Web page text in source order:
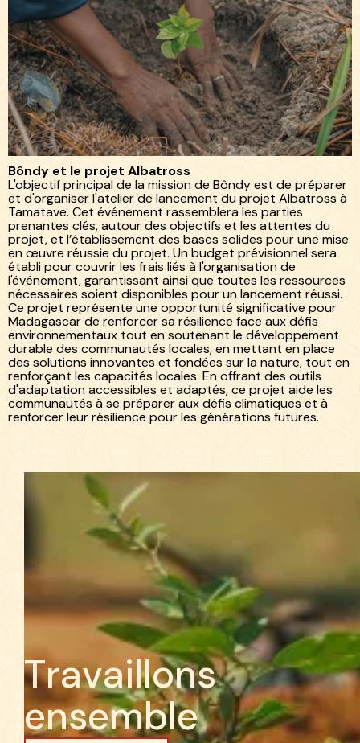
Bôndy et le projet Albatross
L'objectif principal de la mission de Bôndy est de préparer
et d'organiser l'atelier de lancement du projet Albatross à
Tamatave. Cet événement rassemblera les parties
prenantes clés, autour des objectifs et les attentes du
projet, et l’établissement des bases solides pour une mise
en œuvre réussie du projet. Un budget prévisionnel sera
établi pour couvrir les frais liés à l'organisation de
l'événement, garantissant ainsi que toutes les ressources
nécessaires soient disponibles pour un lancement réussi.
Ce projet représente une opportunité significative pour
Madagascar de renforcer sa résilience face aux défis
environnementaux tout en soutenant le développement
durable des communautés locales, en mettant en place
des solutions innovantes et fondées sur la nature, tout en
renforçant les capacités locales. En offrant des outils
d'adaptation accessibles et adaptés, ce projet aide les
communautés à se préparer aux défis climatiques et à
renforcer leur résilience pour les générations futures.
Travaillons
ensemble